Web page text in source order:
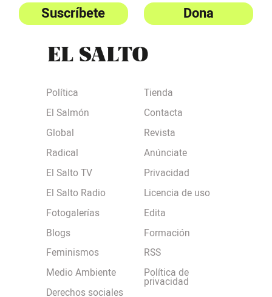
Suscríbete Dona
Política
El Salmón
Global
Radical
El Salto TV
El Salto Radio
Fotogalerías
Blogs
Feminismos
Medio Ambiente
Derechos sociales
Tienda
Contacta
Revista
Anúnciate
Privacidad
Licencia de uso
Edita
Formación
RSS
Política de
privacidad